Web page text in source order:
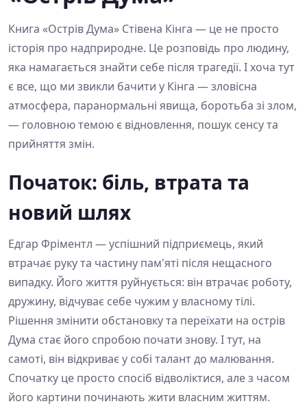
Книга «Острів Дума» Стівена Кінга — це не просто
історія про надприродне. Це розповідь про людину,
яка намагається знайти себе після трагедії. І хоча тут
є все, що ми звикли бачити у Кінга — зловісна
атмосфера, паранормальні явища, боротьба зі злом,
— головною темою є відновлення, пошук сенсу та
прийняття змін.
Початок: біль, втрата та
новий шлях
Едгар Фріментл — успішний підприємець, який
втрачає руку та частину пам'яті після нещасного
випадку. Його життя руйнується: він втрачає роботу,
дружину, відчуває себе чужим у власному тілі.
Рішення змінити обстановку та переїхати на острів
Дума стає його спробою почати знову. І тут, на
самоті, він відкриває у собі талант до малювання.
Спочатку це просто спосіб відволіктися, але з часом
його картини починають жити власним життям.